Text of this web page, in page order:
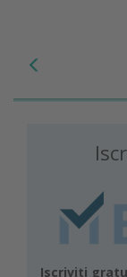
Iscriviti